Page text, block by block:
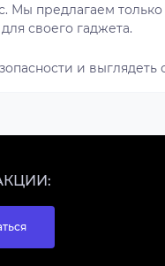
Мы предлагаем
своего гаджета.
и выглядеть